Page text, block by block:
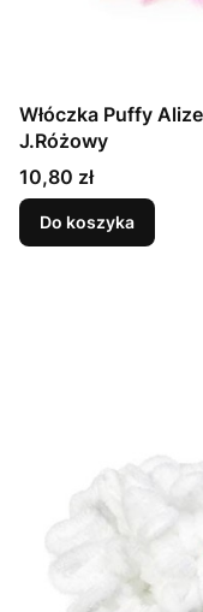
Włóczka Puffy
J.Różowy
Cena
10,80 zł
Do koszyka